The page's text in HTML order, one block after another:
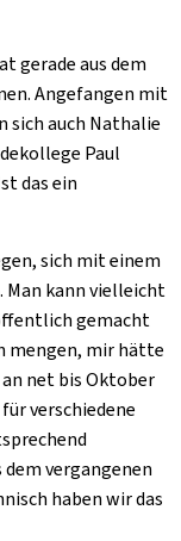
gerade aus dem
Angefangen mit
sich auch Nathalie
Paul
das ein
sich mit einem
Man kann vielleicht
gemacht
mengen, mir hätte
net bis Oktober
verschiedene
dem vergangenen
haben wir das